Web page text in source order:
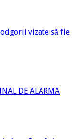
vizate să fie
DE ALARMĂ